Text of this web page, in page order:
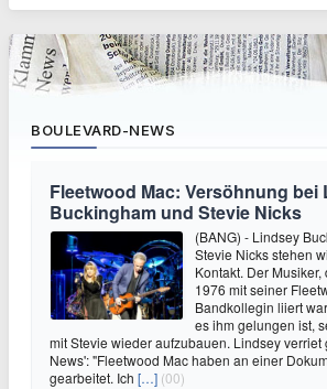
BOULEVARD-NEWS
Fleetwood Mac: Versöhnung bei
Buckingham und Stevie Nicks
(BANG) - Lindsey
Stevie Nicks stehen
Kontakt. Der
1976 mit seiner
Bandkollegin liiert
es ihm gelungen ist,
mit Stevie wieder aufzubauen. Lindsey verriet
News': "Fleetwood Mac haben an einer
gearbeitet. Ich […] (00)